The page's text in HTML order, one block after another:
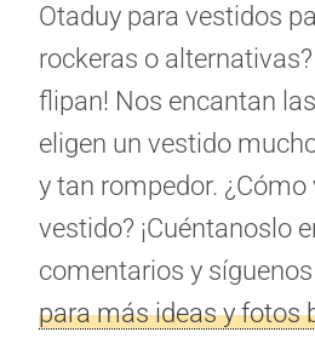
Otaduy para vestidos
rockeras o
flipan! Nos encantan
eligen un vestido
y tan rompedor. ¿Cómo
vestido? ¡Cuéntanoslo
comentarios y
para más ideas y fotos